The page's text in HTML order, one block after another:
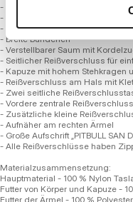
- Känguru-Stil
- Hergestellt aus hochwertigem
- Gefüttert mit leichtem
- Breite Bündchen
- Verstellbarer Saum mit
- Seitlicher Reißverschluss für
- Kapuze mit hohem Stehkragen
- Reißverschluss am Hals mit
- Zwei seitliche
- Vordere zentrale
- Zusätzliche kleine
- Aufnäher am rechten Ärmel
- Große Aufschrift „PITBULL SAN
- Alle Reißverschlüsse haben
Materialzusammensetzung:
Hauptmaterial - 100 % Nylon
Futter von Körper und Kapuze -
Futter der Ärmel - 100 % Polyester